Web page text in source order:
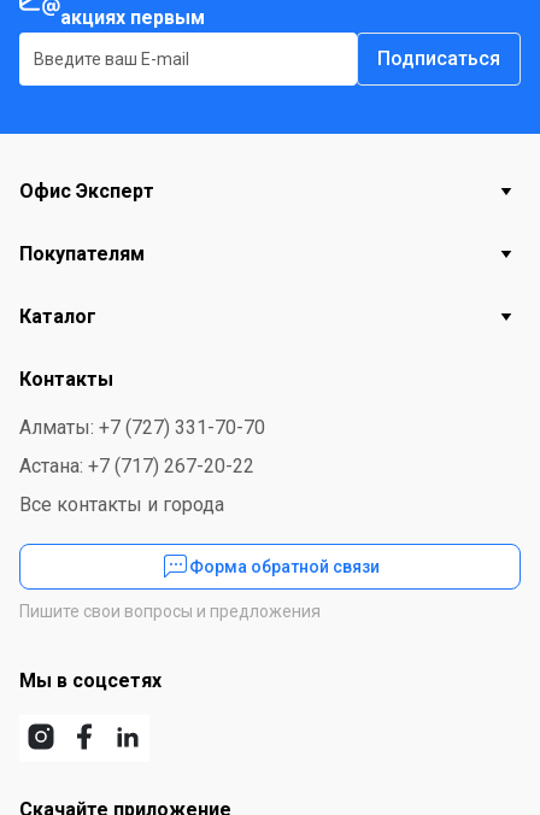
акциях первым
Подписаться
Офис Эксперт
Покупателям
Каталог
Контакты
Алматы: +7 (727) 331-70-70
Астана: +7 (717) 267-20-22
Все контакты и города
Форма обратной связи
Пишите свои вопросы и предложения
Мы в соцсетях
Скачайте приложение